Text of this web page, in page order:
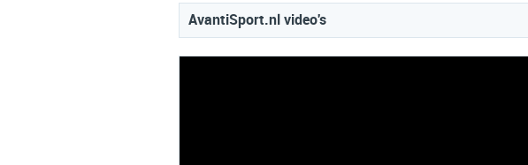
AvantiSport.nl video's